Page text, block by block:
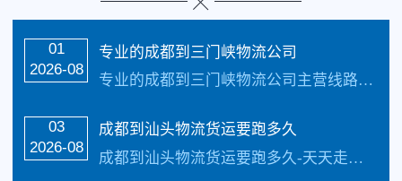
01
2026-08
专业的成都到三门峡物流公司
专业的成都到三门峡物流公司主营线路：成都到三门峡物流专线公司。每天发车，三到4天可以安全把货物送货到以下地址：河南、郑州、鹤壁、洛阳、平顶山、安阳、新乡、焦作、许昌、三门峡、南阳、商丘、信阳、周口、驻马店、济源…
03
2026-08
成都到汕头物流货运要跑多久
成都到汕头物流货运要跑多久-天天走车 成都到汕头物流公司俊亚物流为工厂、贸易商、批发商等货主提供整车、零担、大件运输、普快特快、搬家搬厂、回程车调用等全方位的物流服务。接货区域：成都、锦江区、青羊区、金牛区、武侯区 、成华区、龙泉驿、青白江…